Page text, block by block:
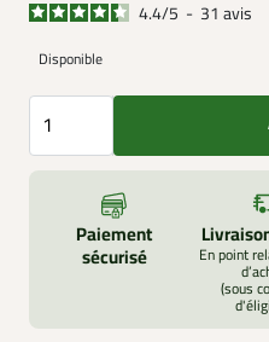
4.4/5 - 31 avis
Disponible
Paiement
sécurisé
En point
(sous